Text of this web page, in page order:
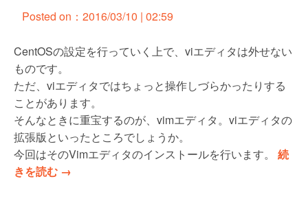
g
n
+
P
H
P
-
Posted on： 2016/03/10 | 02:59
CentOSの設定を行っていく上で、viエディタは外せない
ものです。
ただ、viエディタではちょっと操作しづらかったりする
ことがあります。
そんなときに重宝するのが、vimエディタ。viエディタの
拡張版といったところでしょうか。
今回はそのVimエディタのインストールを行います。 続
きを読む “
→